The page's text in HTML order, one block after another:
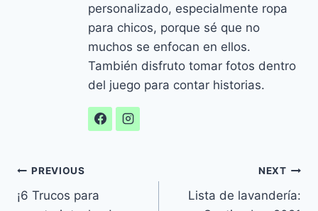
personalizado, especialmente ropa
para chicos, porque sé que no
muchos se enfocan en ellos.
También disfruto tomar fotos dentro
del juego para contar historias.
Navegación
de
PREVIOUS
¡6 Trucos para
NEXT
Lista de lavandería: